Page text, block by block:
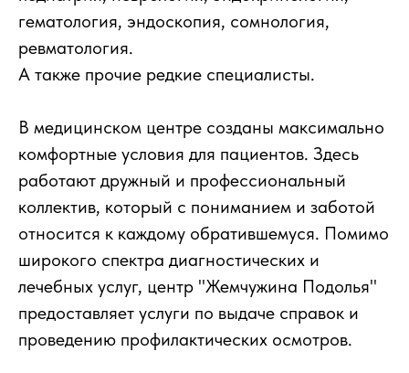
гематология, эндоскопия, сомнология,
ревматология.
А также прочие редкие специалисты.
В медицинском центре созданы максимально
комфортные условия для пациентов. Здесь
работают дружный и профессиональный
коллектив, который с пониманием и заботой
относится к каждому обратившемуся. Помимо
широкого спектра диагностических и
лечебных услуг, центр "Жемчужина Подолья"
предоставляет услуги по выдаче справок и
проведению профилактических осмотров.